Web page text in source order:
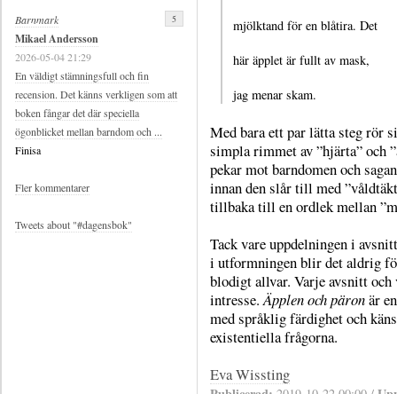
mjölktand för en blåtira. Det
här äpplet är fullt av mask,
jag menar skam.
Med bara ett par lätta steg rör
simpla rimmet av ”hjärta” och
pekar mot barndomen och
innan den slår till med
tillbaka till en ordlek mellan
Tack vare uppdelningen i
i utformningen blir det aldrig
blodigt allvar. Varje avsnitt
intresse. Äpplen och päronär
med språklig färdighet och
existentiella frågorna.
Eva Wissting
Barnmark
Mikael Andersson
2026-05-04 21:29
En väldigt stämningsfull och fin
recension. Det känns verkligen som att
boken fångar det där speciella
ögonblicket mellan barndom och ...
Finisa
5
Fler kommentarer
Tweets about "#dagensbok"